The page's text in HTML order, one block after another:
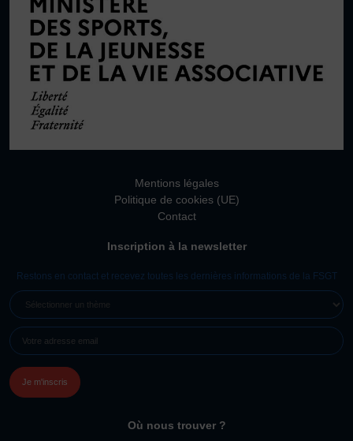
Mentions légales
Politique de cookies (UE)
Contact
Inscription à la newsletter
Restons en contact et recevez toutes les dernières informations de la FSGT
UN
(NÉCESSAIRE)
MAIL
Où nous trouver ?